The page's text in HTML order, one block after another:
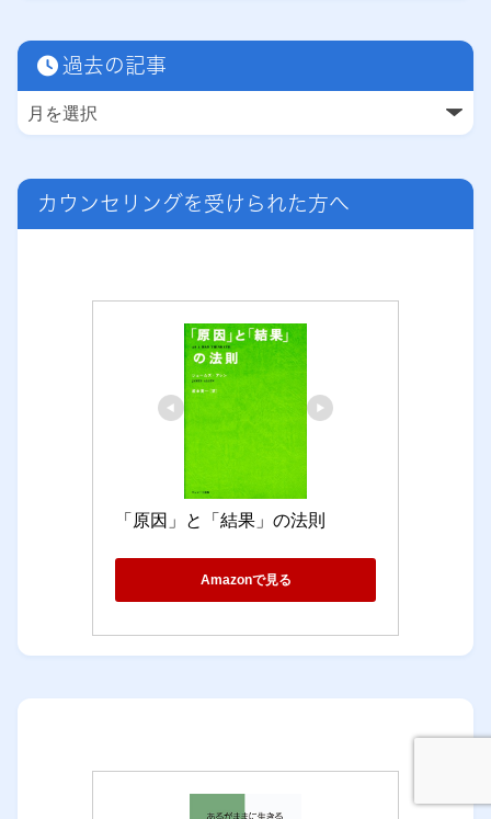
過去の記事
カウンセリングを受けられた方へ
「原因」と「結果」の法則
Amazonで見る